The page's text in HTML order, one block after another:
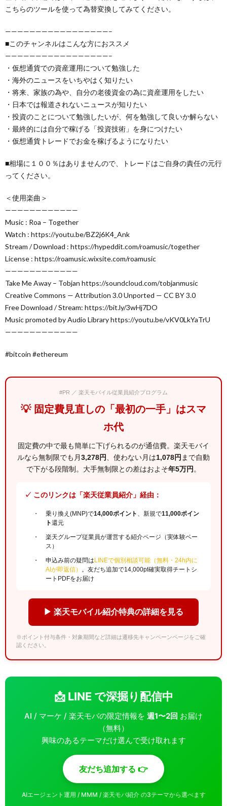
こちらのツールを使って為替変換してみてください。
—————————————————–
■このチャンネルはこんな方におススメ
—————————————————–
・仮想通貨での資産運用について勉強した
・海外のニュースをいちやはく知りたい
・将来、家族の為や、自分の老後資金の為に資産運用をしたい
・日本では報道されないニュースが知りたい
・投資のことについて勉強したいが、何を勉強して良いか解らない
・最終的には自分で稼げる「投資技術」を身につけたい
・仮想通貨トレードでお金を稼げるようになりたい
■相場に１００％はありませんので、トレードはご自身の責任の元行
ってください。
＜使用楽曲＞
————————————
Music : Roa – Together
Watch : https://youtu.be/BZ2j6K4_Ank
Stream / Download : https://hypeddit.com/roamusic/together
License : https://roamusic.wixsite.com/roamusic
————————————
Take Me Away – Tobjan https://soundcloud.com/tobjanmusic
Creative Commons — Attribution 3.0 Unported — CC BY 3.0
Free Download / Stream: https://bit.ly/3wHj7DO
Music promoted by Audio Library https://youtu.be/vKV0LkYaTrU
————————————
#bitcoin #ethereum
#PR ／ 楽天モバイル従業員紹介プログラム
💡 固定費見直しの「最初の一手」はスマ
ホ代
固定費の中で最も簡単に下げられるのが通信費。楽天モバイ
ルなら無制限でも月3,278円 、使わない月は1,078円 まで自動
で下がる段階制。大手無制限との差はおよそ年5万円 。
✓ このリンクは「楽天従業員紹介」経由：
乗り換え(MNP)で14,000ポイント 、新規で11,000ポイン
ト還元
楽天グループ従業員が運営する紹介ページ（実体験ベー
ス）
申込み前の疑問はLINEで個別相談可能（無料・24h内に
AIが即返信）
。友だち追加で14,000pt確実取得チートシ
ートPDFをお届け
▶ 楽天モバイル紹介特典の詳細を見る
※ポイント付与条件・対象期間など詳細は遷移先キャンペーンページをご確
認ください。
📩 LINE で深掘り配信中
AI / マーケ / 楽天モバの限定情報を 週1〜2回 お届け
（無料）
興味のあるテーマだけ選んで受け取れます
友だち追加する 👉
AIエージェント運用 / MMM / 楽天モバ紹介 の3テーマから選べます